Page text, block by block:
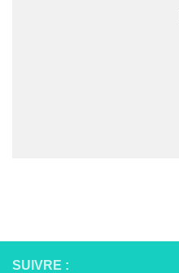
SUIVRE :